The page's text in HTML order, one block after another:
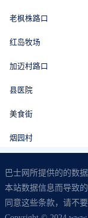
老枫株路口
红岛牧场
加迈村路口
县医院
美食街
烟园村
巴士网所提供的的数
本站数据信息而导致
同意这些条款，请不